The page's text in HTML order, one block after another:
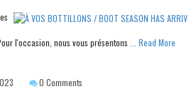
l'occasion, nous vous présentons
... Read More
0 Comments